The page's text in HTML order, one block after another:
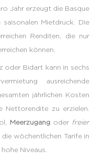
Jahr erzeugt die Basque
saisonalen Mietdruck. Die
Renditen, die nur
können.
oder Bidart kann in sechs
ausreichende
jährlichen Kosten
Nettorendite zu erzielen.
Meerzugangoder freier
wöchentlichen Tarife in
Niveaus.